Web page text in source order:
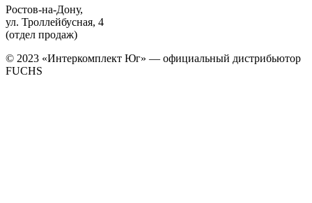
Ростов-на-Дону,
ул. Троллейбусная, 4
(отдел продаж)
© 2023 «Интеркомплект Юг» — официальный дистрибьютор
FUCHS